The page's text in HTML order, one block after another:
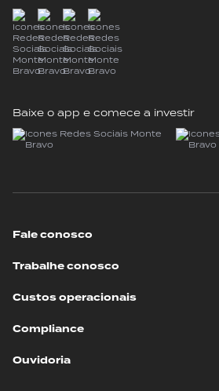
Baixe o app e comece a investir
Fale conosco
Trabalhe conosco
Custos operacionais
Compliance
Ouvidoria